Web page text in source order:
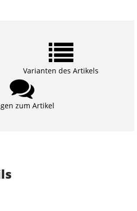
Varianten des Artikels
zum Artikel